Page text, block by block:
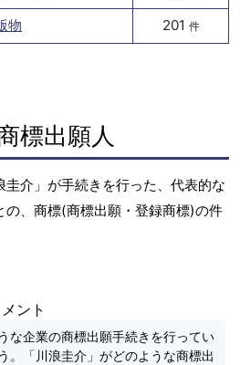
物 201 件
標出願人
介」が手続きを行った、代表的な
の、商標(商標出願・登録商標)の件
ント
な企業の商標出願手続きを行ってい
。「川浪圭介」がどのような商標出